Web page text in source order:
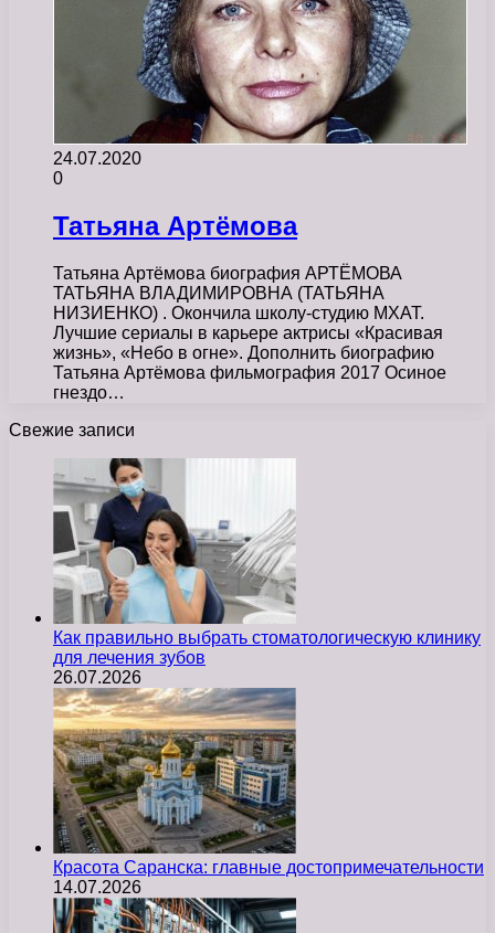
24.07.2020
0
Татьяна Артёмова
Татьяна Артёмова биография АРТЁМОВА
ТАТЬЯНА ВЛАДИМИРОВНА (ТАТЬЯНА
НИЗИЕНКО) . Окончила школу-студию МХАТ.
Лучшие сериалы в карьере актрисы «Красивая
жизнь», «Небо в огне». Дополнить биографию
Татьяна Артёмова фильмография 2017 Осиное
гнездо…
Свежие записи
Как правильно выбрать стоматологическую клинику
для лечения зубов
26.07.2026
Красота Саранска: главные достопримечательности
14.07.2026